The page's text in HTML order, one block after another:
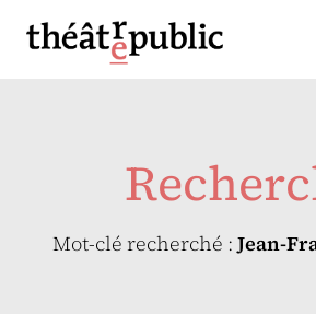
Mot-clé recherché :Jean-